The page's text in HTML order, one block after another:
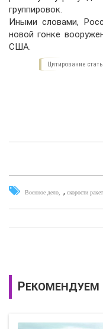
группировок.
Иными словами,
новой гонке
США.
Цитирование
Военное дело , скорости
РЕКОМЕНДУЕМ